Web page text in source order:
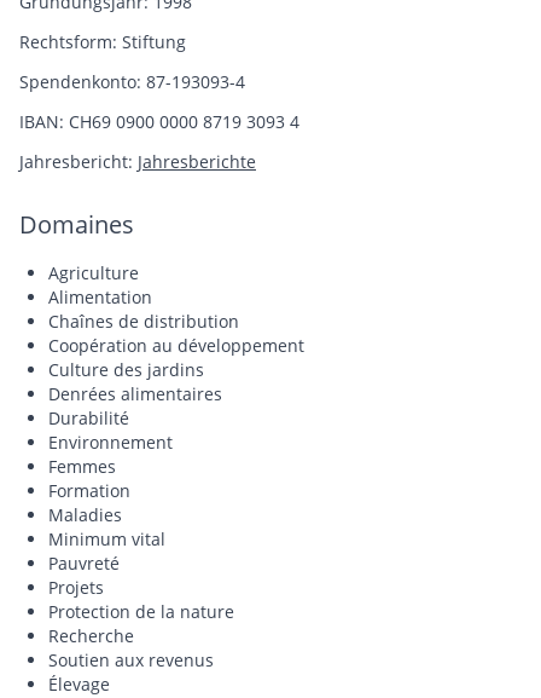
Rechtsform: Stiftung
Spendenkonto: 87-193093-4
IBAN: CH69 0900 0000 8719 3093 4
Jahresbericht: Jahresberichte
Domaines
Agriculture
Alimentation
Chaînes de distribution
Coopération au développement
Culture des jardins
Denrées alimentaires
Durabilité
Environnement
Femmes
Formation
Maladies
Minimum vital
Pauvreté
Projets
Protection de la nature
Recherche
Soutien aux revenus
Élevage